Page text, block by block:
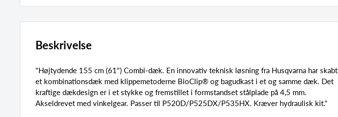
Beskrivelse
"Højtydende 155 cm (61") Combi-dæk. En innovativ teknisk løsning fra Husqvarna har skabt
et kombinationsdæk med klippemetoderne BioClip® og bagudkast i et og samme dæk. Det
kraftige dækdesign er i et stykke og fremstillet i formstandset stålplade på 4,5 mm.
Akseldrevet med vinkelgear. Passer til P520D/P525DX/P535HX. Kræver hydraulisk kit."